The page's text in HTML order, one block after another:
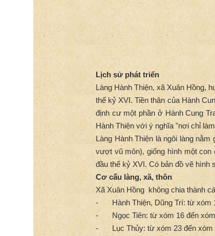
Lịch sử phát triển
Làng Hành Thiện, xã Xuân Hồng,
thế kỷ XVI. Tiền thân của Hành
định cư một phần ở Hành Cung
Hành Thiện với ý nghĩa "nơi chỉ
Làng Hành Thiện là ngôi làng
vượt vũ môn), giống hình một con
đầu thế kỷ XVI. Có bản đồ vẽ hình
Cơ cấu làng, xã, thôn
Xã Xuân Hồng không chia thành
-
Hành Thiện, Dũng Trí: từ xóm
-
Ngọc Tiên: từ xóm 16 đến
-
Lục Thủy: từ xóm 23 đến xóm